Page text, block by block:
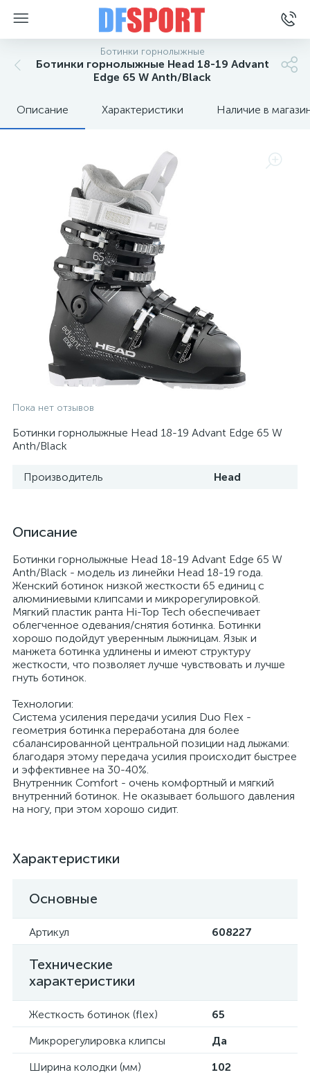
Ботинки горнолыжные
Ботинки горнолыжные Head 18-19 Advant
Edge 65 W Anth/Black
Описание Характеристики Наличие в
Пока нет отзывов
Ботинки горнолыжные Head 18-19 Advant Edge 65 W
Anth/Black
Производитель Head
Описание
Ботинки горнолыжные Head 18-19 Advant Edge 65 W
Anth/Black - модель из линейки Head 18-19 года.
Женский ботинок низкой жесткости 65 единиц с
алюминиевыми клипсами и микрорегулировкой.
Мягкий пластик ранта Hi-Top Tech обеспечивает
облегченное одевания/снятия ботинка. Ботинки
хорошо подойдут уверенным лыжницам. Язык и
манжета ботинка удлинены и имеют структуру
жесткости, что позволяет лучше чувствовать и лучше
гнуть ботинок.
Технологии:
Система усиления передачи усилия Duo Flex -
геометрия ботинка переработана для более
сбалансированной центральной позиции над лыжами:
благодаря этому передача усилия происходит быстрее
и эффективнее на 30-40%.
Внутренник Comfort - очень комфортный и мягкий
внутренний ботинок. Не оказывает большого давления
на ногу, при этом хорошо сидит.
Характеристики
Основные
Артикул 608227
Технические
характеристики
Жесткость ботинок (flex)
65
Микрорегулировка клипсы
Да
Ширина колодки (мм)
102